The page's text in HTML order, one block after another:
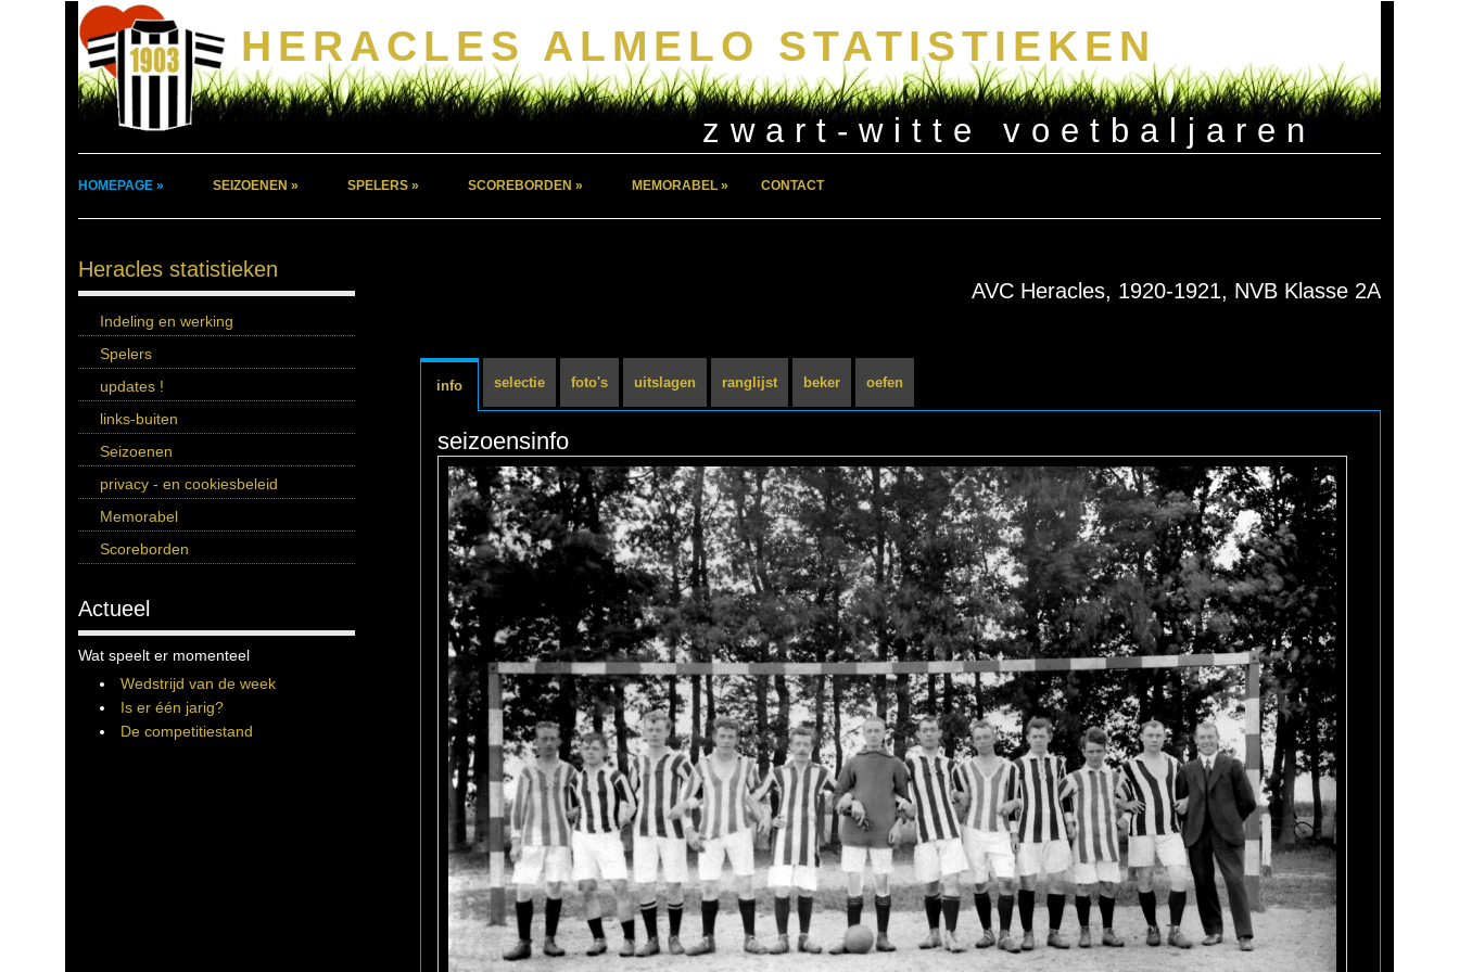
HERACLES ALMELO STATISTIEKEN
zwart-witte voetbaljaren
HOMEPAGE » SEIZOENEN » SPELERS » SCOREBORDEN » MEMORABEL » CONTACT
Heracles statistieken
Indeling en werking
Spelers
updates !
links-buiten
Seizoenen
privacy - en cookiesbeleid
Memorabel
Scoreborden
Actueel
Wat speelt er momenteel
Wedstrijd van de week
Is er één jarig?
De competitiestand
AVC Heracles, 1920-1921, NVB Klasse 2A
info selectie foto's uitslagen ranglijst beker oefen
seizoensinfo